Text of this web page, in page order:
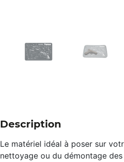
Description
Le matériel idéal à poser sur
nettoyage ou du démontage